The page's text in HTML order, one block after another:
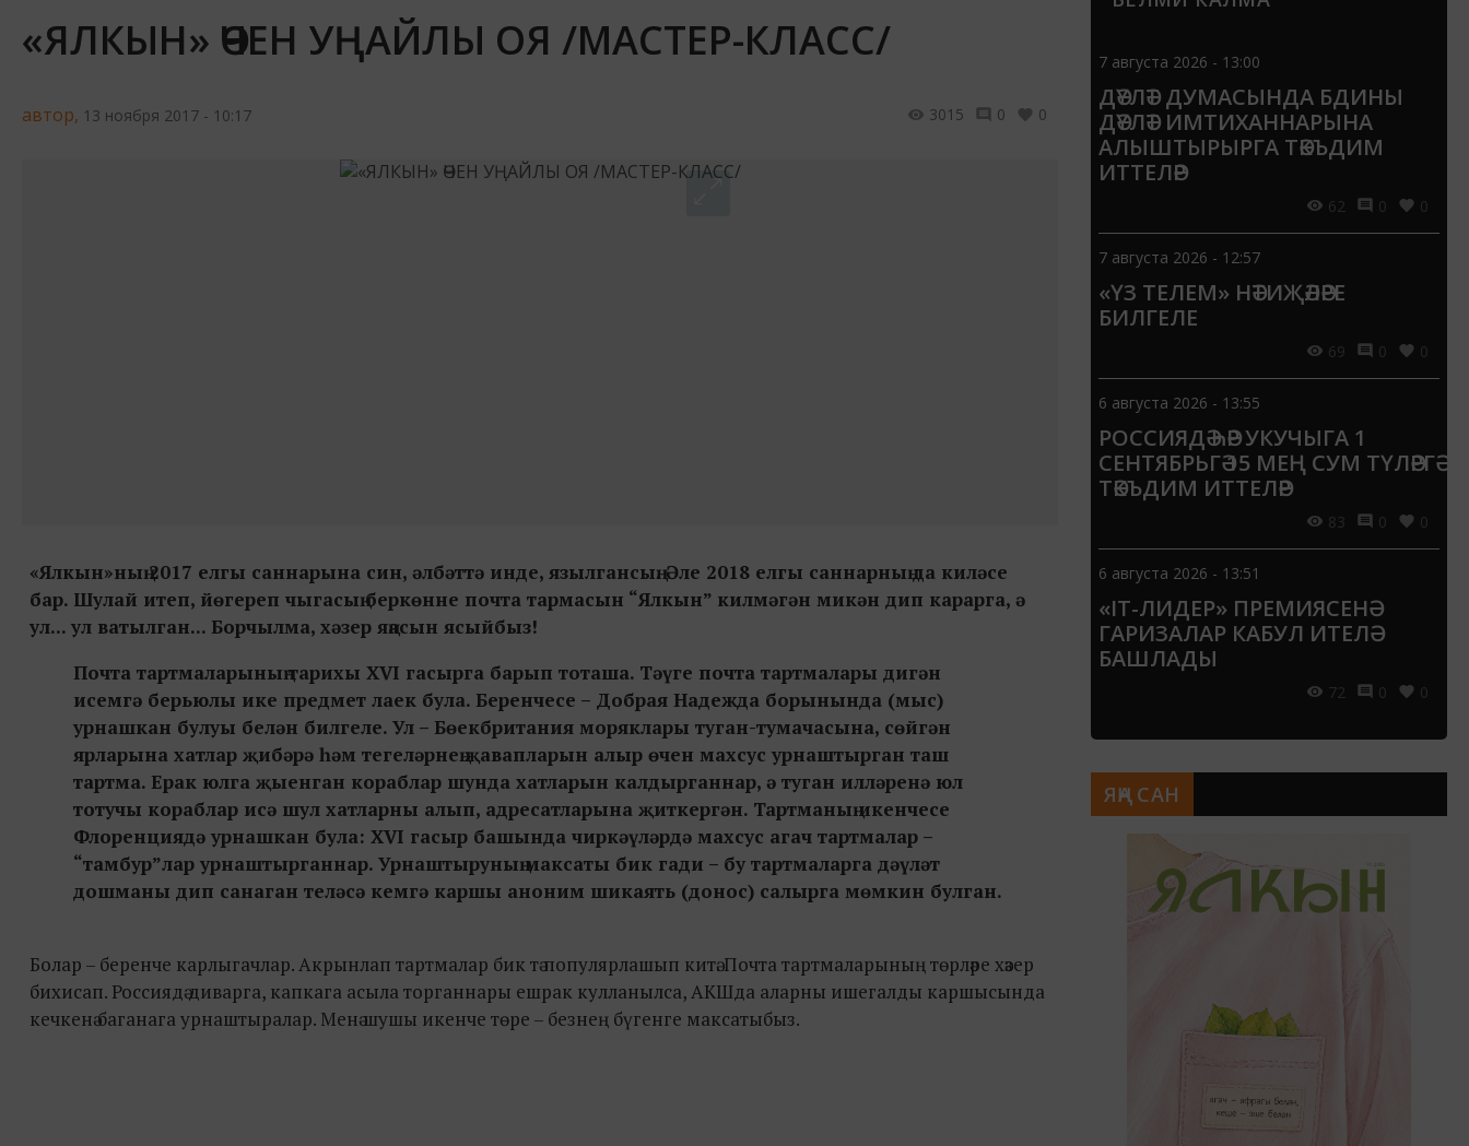
«ЯЛКЫН» ӨЧЕН УҢАЙЛЫ ОЯ /МАСТЕР-КЛАСС/
автор, 13 ноября 2017 - 10:17 3015 0 0
«Ялкын»ның 2017 елгы саннарына син, әлбәттә инде, язылгансың. Әле 2018 елгы саннарның да киләсе
бар. Шулай итеп, йөгереп чыгасың беркөнне почта тармасын “Ялкын” килмәгән микән дип карарга, ә
ул... ул ватылган... Борчылма, хәзер яңасын ясыйбыз!
Почта тартмаларының тарихы XVI гасырга барып тоташа. Тәүге почта тартмалары дигән
исемгә берьюлы ике предмет лаек була. Беренчесе – Добрая Надежда борынында (мыс)
урнашкан булуы белән билгеле. Ул – Бөекбритания моряклары туган-тумачасына, сөйгән
ярларына хатлар җибәрә һәм тегеләрнең җавапларын алыр өчен махсус урнаштырган таш
тартма. Ерак юлга җыенган кораблар шунда хатларын калдырганнар, ә туган илләренә юл
тотучы кораблар исә шул хатларны алып, адресатларына җиткергән. Тартманың икенчесе
Флоренциядә урнашкан була: XVI гасыр башында чиркәүләрдә махсус агач тартмалар –
“тамбур”лар урнаштырганнар. Урнаштыруның максаты бик гади – бу тартмаларга дәүләт
дошманы дип санаган теләсә кемгә каршы аноним шикаять (донос) салырга мөмкин булган.
Болар – беренче карлыгачлар. Акрынлап тартмалар бик тә популярлашып китә. Почта тартмаларының төрләре хәзер
бихисап. Россиядә диварга, капкага асыла торганнары ешрак кулланылса, АКШда аларны ишегалды каршысында
кечкенә баганага урнаштыралар. Менә шушы икенче төре – безнең бүгенге максатыбыз.
7 августа 2026 - 13:00
ДӘҮЛӘТ ДУМАСЫНДА БДИНЫ
ДӘҮЛӘТ ИМТИХАННАРЫНА
АЛЫШТЫРЫРГА ТӘКЪДИМ
ИТТЕЛӘР
62 0 0
7 августа 2026 - 12:57
«ҮЗ ТЕЛЕМ» НӘТИҖӘЛӘРЕ
БИЛГЕЛЕ
69 0 0
6 августа 2026 - 13:55
РОССИЯДӘ ҺӘР УКУЧЫГА 1
СЕНТЯБРЬГӘ 15 МЕҢ СУМ ТҮЛӘРГӘ
ТӘКЪДИМ ИТТЕЛӘР
83 0 0
6 августа 2026 - 13:51
«IT-ЛИДЕР» ПРЕМИЯСЕНӘ
ГАРИЗАЛАР КАБУЛ ИТЕЛӘ
БАШЛАДЫ
72 0 0
ЯҢА САН